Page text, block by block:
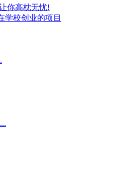
你高枕无忧!
学校创业的项目